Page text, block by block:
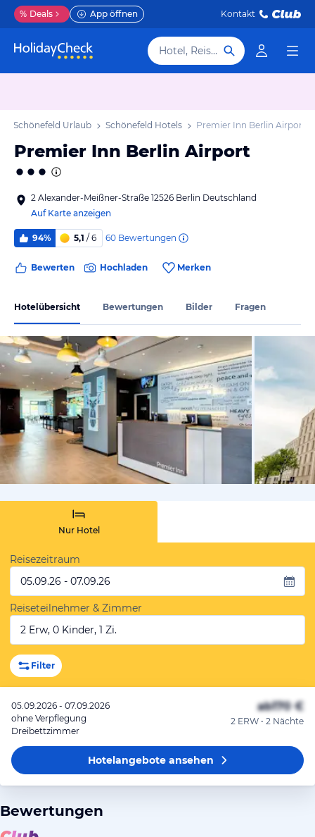
% Deals App öffnen Kontakt
Hotel, Reiseziel
Schönefeld Urlaub Schönefeld Hotels Premier Inn Berlin Airport
Premier Inn Berlin Airport
2 Alexander-Meißner-Straße 12526 Berlin Deutschland
Auf Karte anzeigen
94% 5,1 / 6 60 Bewertungen
Bewerten Hochladen Merken
Hotelübersicht Bewertungen Bilder Fragen
von
Nur Hotel
Reisezeitraum
05.09.26 - 07.09.26
Reiseteilnehmer & Zimmer
2 Erw, 0 Kinder, 1 Zi.
Filter
05.09.2026 - 07.09.2026
ohne Verpflegung
Dreibettzimmer
ab170 €
2 ERW • 2 Nächte
Hotelangeboteansehen
Bewertungen